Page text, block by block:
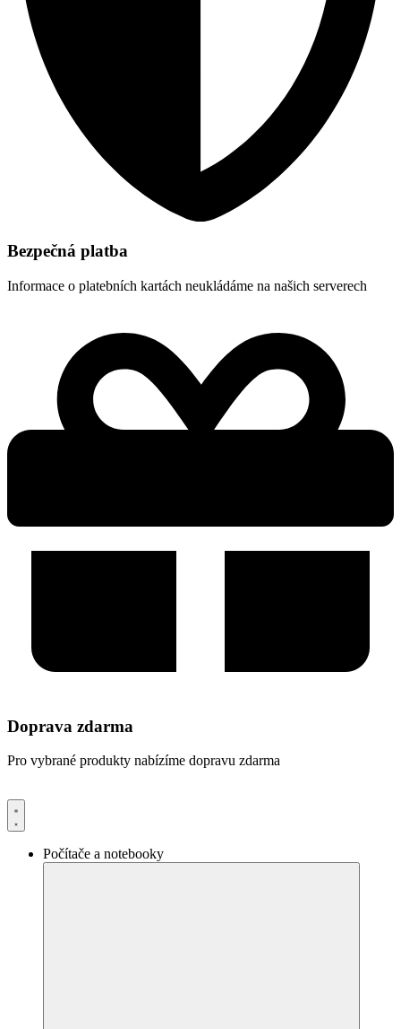
Bezpečná platba
Informace o platebních kartách neukládáme na našich serverech
Doprava zdarma
Pro vybrané produkty nabízíme dopravu zdarma
Počítače a notebooky